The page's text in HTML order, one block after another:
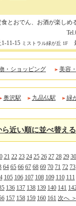
とおでん、お酒が楽しめ
11-15 ミストラル緑が丘 1F
・ショッピング 美容
奥沢駅 九品仏駅 緑
ら近い順に並べ替える
21 22 23 24 25 26 27 28 29 30
64 65 66 67 68 69 70 71 72 73
105 106 107 108 109 110 111
136 137 138 139 140 141
157 158 159 160 161 次へ ＞